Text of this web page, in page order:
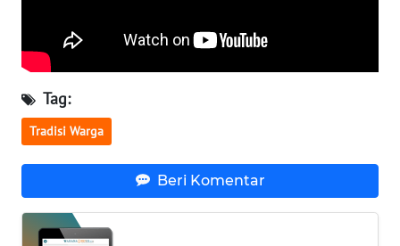
Tag:
Tradisi Warga
Beri Komentar
MALUKU
WN
MALUT
DANAU